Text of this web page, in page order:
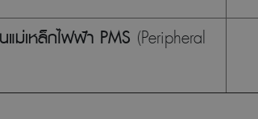
ม่เหล็กไฟฟ้า PMS (Peripheral